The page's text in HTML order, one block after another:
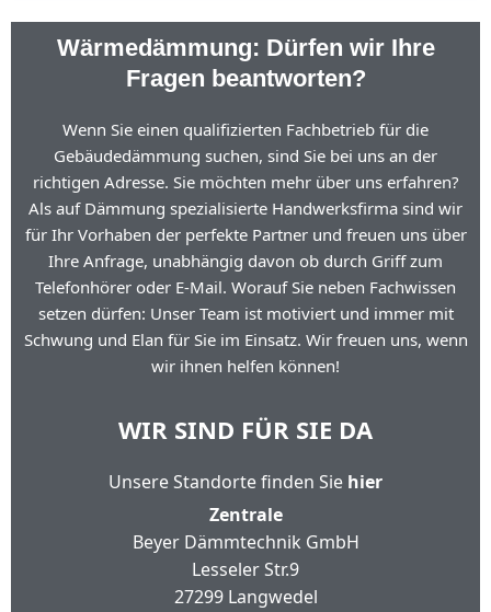
Wärmedämmung: Dürfen wir Ihre
Fragen beantworten?
Wenn Sie einen qualifizierten Fachbetrieb für die
Gebäudedämmung suchen, sind Sie bei uns an der
richtigen Adresse. Sie möchten mehr über uns erfahren?
Als auf Dämmung spezialisierte Handwerksfirma sind wir
für Ihr Vorhaben der perfekte Partner und freuen uns über
Ihre Anfrage, unabhängig davon ob durch Griff zum
Telefonhörer oder E-Mail. Worauf Sie neben Fachwissen
setzen dürfen: Unser Team ist motiviert und immer mit
Schwung und Elan für Sie im Einsatz. Wir freuen uns, wenn
wir ihnen helfen können!
WIR SIND FÜR SIE DA
Unsere Standorte finden Sie hier
Zentrale
Beyer Dämmtechnik GmbH
Lesseler Str.9
27299 Langwedel